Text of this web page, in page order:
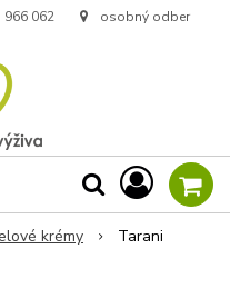
966 062 osobný odber
krémy
Tarani